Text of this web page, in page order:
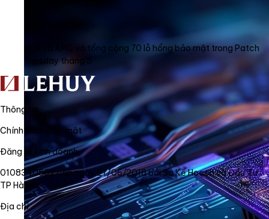
Intel và AMD vá tổng cộng 70 lỗ hổng bảo mật trong Patch
Tuesday tháng 5
Thông tin
Chính sách bảo mật
Đăng ký kinh doanh
0108340562 cấp ngày 27/06/2018 bởi Sở Kế Hoạch và Đầu Tư
TP Hà Nội
Địa chỉ